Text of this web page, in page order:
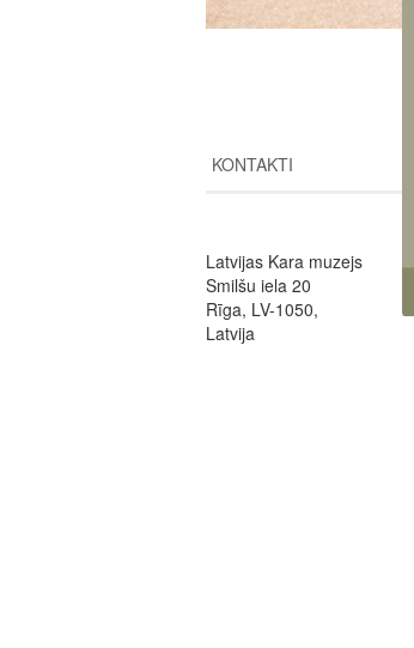
KONTAKTI
Latvijas Kara muzejs
Smilšu iela 20
Rīga, LV-1050,
Latvija